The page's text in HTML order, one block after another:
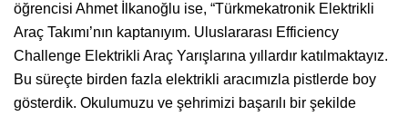
öğrencisi Ahmet İlkanoğlu ise, “Türkmekatronik Elektrikli
Araç Takımı’nın kaptanıyım. Uluslararası Efficiency
Challenge Elektrikli Araç Yarışlarına yıllardır katılmaktayız.
Bu süreçte birden fazla elektrikli aracımızla pistlerde boy
gösterdik. Okulumuzu ve şehrimizi başarılı bir şekilde